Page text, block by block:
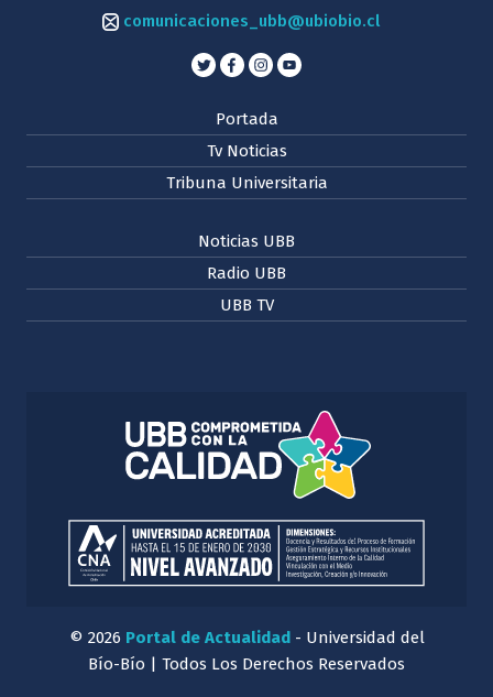
comunicaciones_ubb@ubiobio.cl
Portada
Tv Noticias
Tribuna Universitaria
Noticias UBB
Radio UBB
UBB TV
© 2026 Portal de Actualidad- Universidad del
Bío-Bío | Todos Los Derechos Reservados